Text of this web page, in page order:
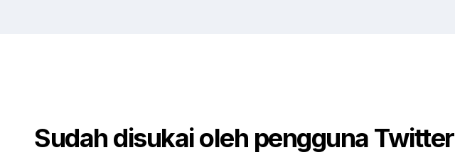
Sudah disukai oleh pengguna Twitter